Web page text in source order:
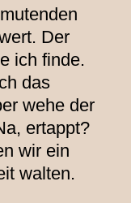
Der
ich finde.
das
wehe der
ertappt?
wir ein
walten.